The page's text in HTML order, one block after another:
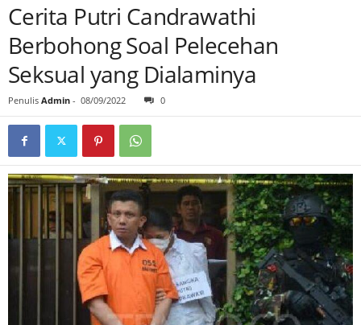
Cerita Putri Candrawathi
Berbohong Soal Pelecehan
Seksual yang Dialaminya
Penulis Admin - 08/09/2022 0